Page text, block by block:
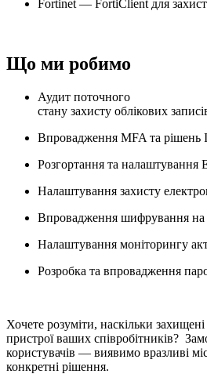
Fortinet — FortiClient для
Що ми робимо
Аудит поточного
стану захисту облікових
Впровадження MFA та
Розгортання та
Налаштування захисту
Впровадження шифрування на
Налаштування моніторингу
Розробка та впровадження
Хочете розуміти, наскільки захищені
пристрої ваших співробітників?
користувачів — виявимо вразливі
конкретні рішення.